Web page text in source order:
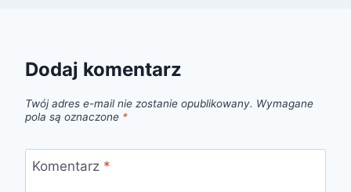
Dodaj komentarz
Twój adres e-mail nie zostanie opublikowany. Wymagane
pola są oznaczone *
Komentarz *